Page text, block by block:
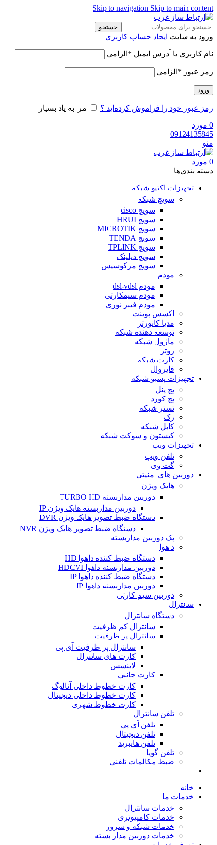
Skip to navigation Skip to main content
جستجو
ورود به سایت ایجاد حساب کاربری
نام کاربری یا آدرس ایمیل * الزامی
رمز عبور * الزامی
ورود
رمز عبور خود را فراموش کرده‌اید ؟ مرا به یاد بسپار
0 مورد
09124135845
منو
0 مورد
دسته‌ بندی‌ها
تجهیزات اکتیو شبکه
سویچ شبکه
سویچ cisco
سویچ HRUI
سویچ MICROTIK
سویچ TENDA
سویچ TPLINK
سویچ دیلینک
سویچ مرکوسیس
مودم
مودم dsl-vdsl
مودم سیمکارتی
مودم فیبر نوری
اکسس پوینت
مدیا کانورتر
توسعه دهنده شبکه
ماژول شبکه
روتر
کارت شبکه
فایروال
تجهیزات پسیو شبکه
پچ پنل
پچ کورد
تستر شبکه
رک
کابل شبکه
کیستون و سوکت شبکه
تجهیزات ویپ
تلفن ویپ
گت وی
دوربین های امنیتی
هایک ویژن
دوربین مداربسته TURBO HD
دوربین مداربسته هایک ویژن IP
دستگاه ضبط تصویر هایک ویژن DVR
دستگاه ضبط تصویر هایک ویژن NVR
پک دوربین مداربسته
داهوا
دستگاه ضبط کننده داهوا HD
دوربین مداربسته داهوا HDCVI
دستگاه ضبط کننده داهوا IP
دوربین مداربسته داهوا IP
دوربین سیم کارتی
سانترال
دستگاه سانترال
سانترال کم ظرفیت
سانترال پر ظرفیت
سانترال پر ظرفیت آی پی
کارت های سانترال
لاینسس
کارت جانبی
کارت خطوط داخلی آنالوگ
کارت خطوط داخلی دیجیتال
کارت خطوط شهری
تلفن سانترال
تلفن آی پی
تلفن دیجیتال
تلفن هایبرید
تلفن گویا
ضبط مکالمات تلفنی
خانه
خدمات ما
خدمات سانترال
خدمات کامپیوتری
خدمات شبکه و سرور
خدمات دوربین مدار بسته